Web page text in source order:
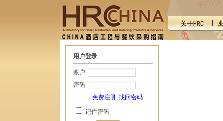
用户登录
账户
密码
免费注册 找回密码
记住密码